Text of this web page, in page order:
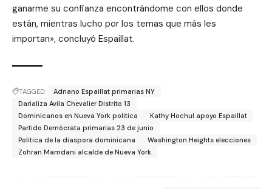
ganarme su confianza encontrándome con ellos donde
están, mientras lucho por los temas que más les
importan», concluyó Espaillat.
TAGGED:
Adriano Espaillat primarias NY
Darializa Avila Chevalier Distrito 13
Dominicanos en Nueva York politica
Kathy Hochul apoyo Espaillat
Partido Demócrata primarias 23 de junio
Politica de la diaspora dominicana
Washington Heights elecciones
Zohran Mamdani alcalde de Nueva York